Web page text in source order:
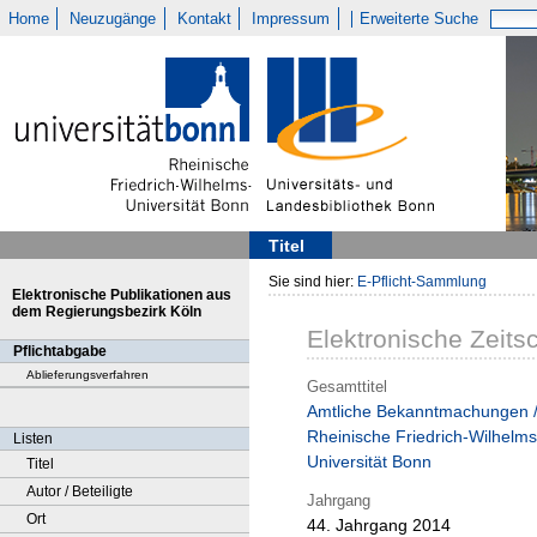
Home Neuzugänge Kontakt Impressum Erweiterte Suche
Titel
Elektronische Publikationen aus
dem Regierungsbezirk Köln
Pflichtabgabe
Ablieferungsverfahren
Listen
Titel
Autor / Beteiligte
Ort
Sie sind hier: E-Pflicht-Sammlung
Elektronische
Gesamttitel
Amtliche Bekanntmachungen /
Rheinische Friedrich-
Universität Bonn
Jahrgang
44. Jahrgang 2014